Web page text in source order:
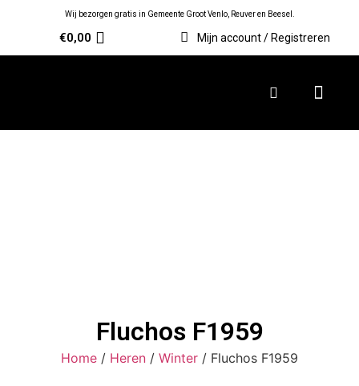
Wij bezorgen gratis in Gemeente Groot Venlo, Reuver en Beesel.
€0,00 Mijn account / Registreren
Fluchos F1959
Home / Heren / Winter / Fluchos F1959